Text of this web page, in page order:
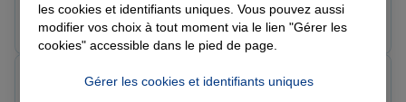
Prendre un RDV Voir l'agence
les cookies et identifiants uniques. Vous pouvez aussi
modifier vos choix à tout moment via le lien "Gérer les
cookies" accessible dans le pied de page.
Gérer les cookies et identifiants uniques